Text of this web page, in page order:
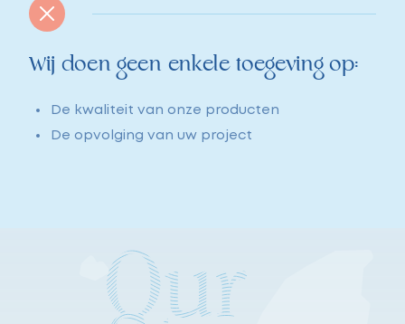
Wij doen geen enkele toegeving op:
De kwaliteit van onze producten
De opvolging van uw project
Belgium
infe.be@cf.group